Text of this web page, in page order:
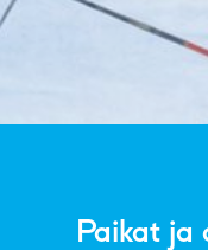
Paikat ja